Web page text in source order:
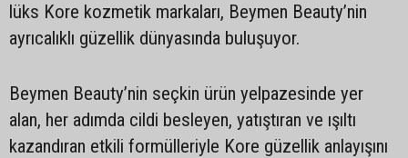
lüks Kore kozmetik markaları, Beymen Beauty’nin
ayrıcalıklı güzellik dünyasında buluşuyor.
Beymen Beauty’nin seçkin ürün yelpazesinde yer
alan, her adımda cildi besleyen, yatıştıran ve ışıltı
kazandıran etkili formülleriyle Kore güzellik anlayışını